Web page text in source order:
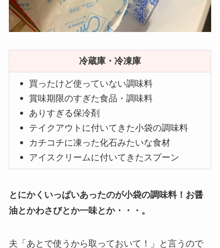
冷蔵庫・冷凍庫
買ったけど使っていない調味料
賞味期限のすぎた食品 ・調味料
ありすぎる保冷剤
テイクアウトに付いてきた小袋の調味料
カチコチに凍った化石みたいな食材
アイスクリームに付いてきたスプーン
とにかくいっぱいあったのが小袋の調味料！お醤
油とかわさびとか一味とか・・・。
夫「あとで使うから取っておいて！」と言うので